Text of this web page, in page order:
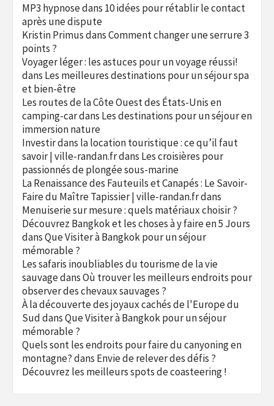
MP3 hypnosedans 10 idées pour rétablir le contact
après une dispute
Kristin PrimusdansComment changer une serrure 3
points ?
Voyager léger : les astuces pour un voyage réussi!
dans Les meilleures destinations pour un séjour spa
et bien-être
Les routes de la Côte Ouest des États-Unis en
camping-cardans Les destinations pour un séjour en
immersion nature
Investir dans la location touristique : ce qu’il faut
savoir | ville-randan.frdans Les croisières pour
passionnés de plongée sous-marine
La Renaissance des Fauteuils et Canapés : Le Savoir-
Faire du Maître Tapissier | ville-randan.frdans
Menuiserie sur mesure : quels matériaux choisir ?
Découvrez Bangkok et les choses à y faire en 5 Jours
dansQue Visiter à Bangkok pour un séjour
mémorable ?
Les safaris inoubliables du tourisme de la vie
sauvagedansOù trouver les meilleurs endroits pour
observer des chevaux sauvages ?
À la découverte des joyaux cachés de l'Europe du
SuddansQue Visiter à Bangkok pour un séjour
mémorable ?
Quels sont les endroits pour faire du canyoning en
montagne?dans Envie de relever des défis ?
Découvrez les meilleurs spots de coasteering !